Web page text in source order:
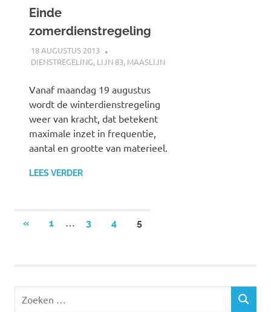
Einde
zomerdienstregeling
18 AUGUSTUS 2013
DIENSTREGELING, LIJN 83, MAASLIJN
Vanaf maandag 19 augustus
wordt de winterdienstregeling
weer van kracht, dat betekent
maximale inzet in frequentie,
aantal en grootte van materieel.
LEES VERDER
« VORIGE
1 3 4 5
Z